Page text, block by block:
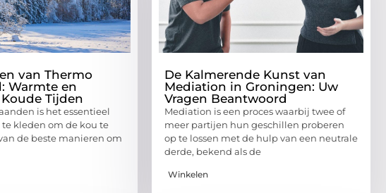
van Thermo
Warmte en
Tijden
is het essentieel
kleden om de kou te
de beste manieren om
De Kalmerende Kunst van
Mediation in Groningen: Uw
Vragen Beantwoord
Mediation is een proces waarbij twee of
meer partijen hun geschillen proberen
op te lossen met de hulp van een neutrale
derde, bekend als de
Winkelen